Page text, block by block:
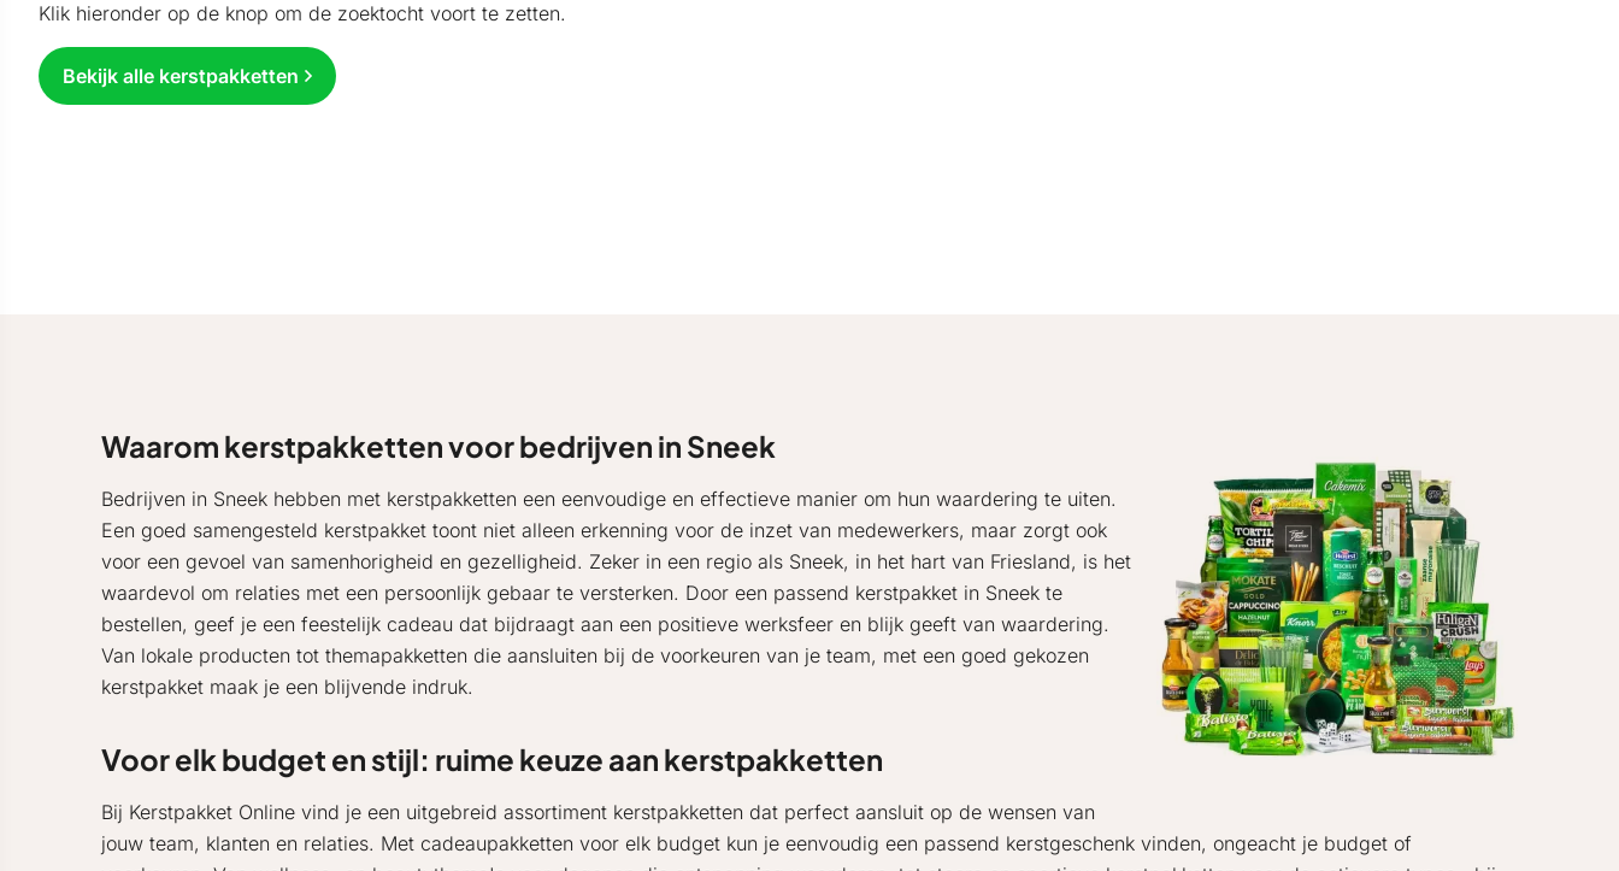
Klik hieronder op de knop om de zoektocht voort te zetten.
Bekijk alle kerstpakketten
Waarom kerstpakketten voor bedrijven in Sneek
Bedrijven in Sneek hebben met kerstpakketten een eenvoudige en effectieve manier om hun waardering te uiten.
Een goed samengesteld kerstpakket toont niet alleen erkenning voor de inzet van medewerkers, maar zorgt ook
voor een gevoel van samenhorigheid en gezelligheid. Zeker in een regio als Sneek, in het hart van Friesland, is het
waardevol om relaties met een persoonlijk gebaar te versterken. Door een passend kerstpakket in Sneek te
bestellen, geef je een feestelijk cadeau dat bijdraagt aan een positieve werksfeer en blijk geeft van waardering.
Van lokale producten tot themapakketten die aansluiten bij de voorkeuren van je team, met een goed gekozen
kerstpakket maak je een blijvende indruk.
Voor elk budget en stijl: ruime keuze aan kerstpakketten
Bij Kerstpakket Online vind je een uitgebreid assortiment kerstpakketten dat perfect aansluit op de wensen van
jouw team, klanten en relaties. Met cadeaupakketten voor elk budget kun je eenvoudig een passend kerstgeschenk vinden, ongeacht je budget of